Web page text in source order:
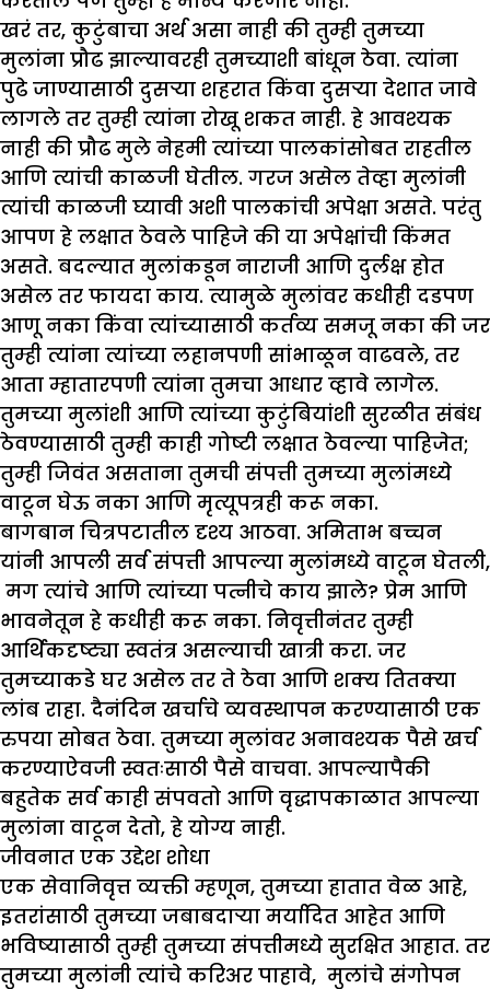
खरं तर, कुटुंबाचा अर्थ असा नाही की तुम्ही तुमच्या
मुलांना प्रौढ झाल्यावरही तुमच्याशी बांधून ठेवा. त्यांना
पुढे जाण्यासाठी दुसऱ्या शहरात किंवा दुसऱ्या देशात जावे
लागले तर तुम्ही त्यांना रोखू शकत नाही. हे आवश्यक
नाही की प्रौढ मुले नेहमी त्यांच्या पालकांसोबत राहतील
आणि त्यांची काळजी घेतील. गरज असेल तेव्हा मुलांनी
त्यांची काळजी घ्यावी अशी पालकांची अपेक्षा असते. परंतु
आपण हे लक्षात ठेवले पाहिजे की या अपेक्षांची किंमत
असते. बदल्यात मुलांकडून नाराजी आणि दुर्लक्ष होत
असेल तर फायदा काय. त्यामुळे मुलांवर कधीही दडपण
आणू नका किंवा त्यांच्यासाठी कर्तव्य समजू नका की जर
तुम्ही त्यांना त्यांच्या लहानपणी सांभाळून वाढवले, तर
आता म्हातारपणी त्यांना तुमचा आधार व्हावे लागेल.
तुमच्या मुलांशी आणि त्यांच्या कुटुंबियांशी सुरळीत संबंध
ठेवण्यासाठी तुम्ही काही गोष्टी लक्षात ठेवल्या पाहिजेत;
तुम्ही जिवंत असताना तुमची संपत्ती तुमच्या मुलांमध्ये
वाटून घेऊ नका आणि मृत्यूपत्रही करू नका.
बागबान चित्रपटातील दृश्य आठवा. अमिताभ बच्चन
यांनी आपली सर्व संपत्ती आपल्या मुलांमध्ये वाटून घेतली,
मग त्यांचे आणि त्यांच्या पत्नीचे काय झाले? प्रेम आणि
भावनेतून हे कधीही करू नका. निवृत्तीनंतर तुम्ही
आर्थिकदृष्ट्या स्वतंत्र असल्याची खात्री करा. जर
तुमच्याकडे घर असेल तर ते ठेवा आणि शक्य तितक्या
लांब राहा. दैनंदिन खर्चाचे व्यवस्थापन करण्यासाठी एक
रुपया सोबत ठेवा. तुमच्या मुलांवर अनावश्यक पैसे खर्च
करण्याऐवजी स्वतःसाठी पैसे वाचवा. आपल्यापैकी
बहुतेक सर्व काही संपवतो आणि वृद्धापकाळात आपल्या
मुलांना वाटून देतो, हे योग्य नाही.
जीवनात एक उद्देश शोधा
एक सेवानिवृत्त व्यक्ती म्हणून, तुमच्या हातात वेळ आहे,
इतरांसाठी तुमच्या जबाबदाऱ्या मर्यादित आहेत आणि
भविष्यासाठी तुम्ही तुमच्या संपत्तीमध्ये सुरक्षित आहात. तर
तुमच्या मुलांनी त्यांचे करिअर पाहावे, मुलांचे संगोपन